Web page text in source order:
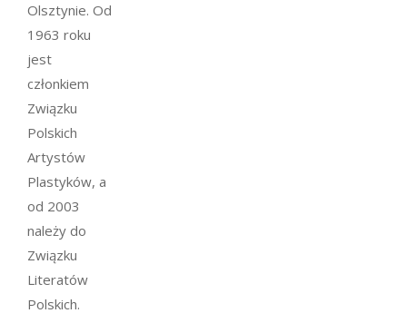
Olsztynie. Od
1963 roku
jest
członkiem
Związku
Polskich
Artystów
Plastyków, a
od 2003
należy do
Związku
Literatów
Polskich.